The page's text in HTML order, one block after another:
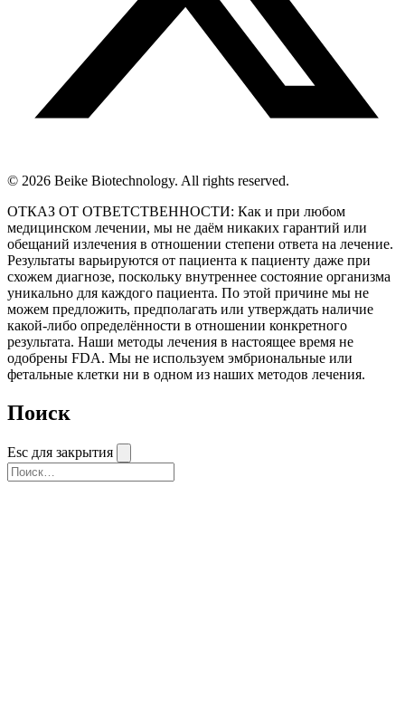
© 2026 Beike Biotechnology. All rights reserved.
ОТКАЗ ОТ ОТВЕТСТВЕННОСТИ: Как и при любом
медицинском лечении, мы не даём никаких гарантий или
обещаний излечения в отношении степени ответа на лечение.
Результаты варьируются от пациента к пациенту даже при
схожем диагнозе, поскольку внутреннее состояние организма
уникально для каждого пациента. По этой причине мы не
можем предложить, предполагать или утверждать наличие
какой-либо определённости в отношении конкретного
результата. Наши методы лечения в настоящее время не
одобрены FDA. Мы не используем эмбриональные или
фетальные клетки ни в одном из наших методов лечения.
Поиск
Esc для закрытия